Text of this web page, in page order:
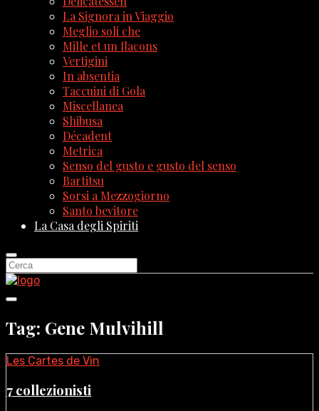
La Signora in Viaggio
Meglio soli che
Mille et un flacons
Vertigini
In absentia
Taccuini di Gola
Miscellanea
Shibusa
Décadent
Metrica
Senso del gusto e gusto del senso
Bartitsu
Sorsi a Mezzogiorno
Santo bevitore
La Casa degli Spiriti
Tag: Gene Mulvihill
Les Cartes de Vin
7 collezionisti